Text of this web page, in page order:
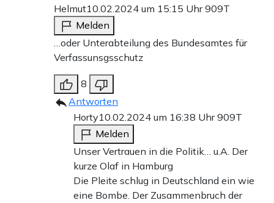
Helmut10.02.2024 um 15:15 Uhr909T
Melden
…oder Unterabteilung des Bundesamtes für
Verfassunsgsschutz
8
Antworten
Horty10.02.2024 um 16:38 Uhr909T
Melden
Unser Vertrauen in die Politik… u.A. Der
kurze Olaf in Hamburg
Die Pleite schlug in Deutschland ein wie
eine Bombe. Der Zusammenbruch der